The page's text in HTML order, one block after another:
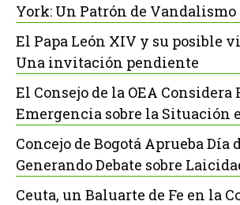
York: Un Patrón de Vandalismo
El Papa León XIV y su posible
Una invitación pendiente
El Consejo de la OEA Considera
Emergencia sobre la Situación
Concejo de Bogotá Aprueba Día
Generando Debate sobre
Ceuta, un Baluarte de Fe en la